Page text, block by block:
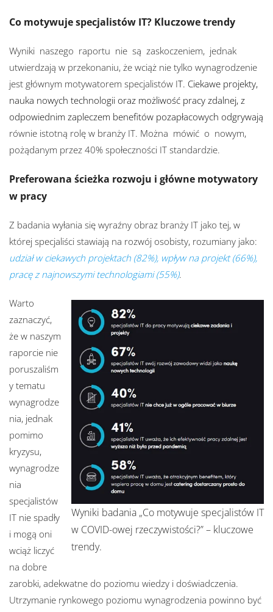
Co motywuje specjalistów IT? Kluczowe trendy
Wyniki naszego raportu nie są zaskoczeniem, jednak
utwierdzają w przekonaniu, że wciąż nie tylko wynagrodzenie
jest głównym motywatorem specjalistów IT. Ciekawe projekty,
nauka nowych technologii oraz możliwość pracy zdalnej, z
odpowiednim zapleczem benefitów pozapłacowych odgrywają
równie istotną rolę w branży IT. Można mówić o nowym,
pożądanym przez 40% społeczności IT standardzie.
Preferowana ścieżka rozwoju i główne motywatory
w pracy
Z badania wyłania się wyraźny obraz branży IT jako tej, w
której specjaliści stawiają na rozwój osobisty, rozumiany jako:
udział w ciekawych projektach (82%), wpływ na projekt (66%),
pracę z najnowszymi technologiami (55%).
Wyniki badania „Co motywuje specjalistów IT
w COVID-owej rzeczywistości?” – kluczowe
trendy.
Warto
zaznaczyć,
że w naszym
raporcie nie
poruszaliśm
y tematu
wynagrodze
nia, jednak
pomimo
kryzysu,
wynagrodze
nia
specjalistów
IT nie spadły
i mogą oni
wciąż liczyć
na dobre
zarobki, adekwatne do poziomu wiedzy i doświadczenia.
Utrzymanie rynkowego poziomu wynagrodzenia powinno być